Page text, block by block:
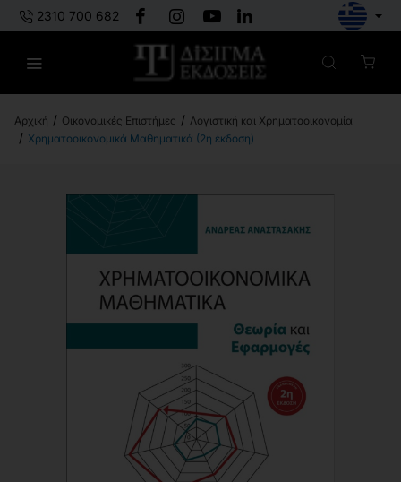
2310 700 682
Οικονομικές Επιστήμες
Λογιστική και Χρηματοοικονομία
Χρηματοοικονομικά Μαθηματικά (2η έκδοση)